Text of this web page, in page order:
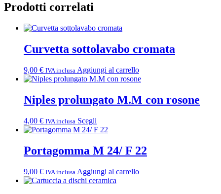
Prodotti correlati
Curvetta sottolavabo cromata
9,00 € IVA inclusa Aggiungi al carrello
Niples prolungato M.M con rosone
4,00 € IVA inclusa Scegli
prodotto
più
varianti.
opzioni
possono
Portagomma M 24/ F 22
9,00 € IVA inclusa Aggiungi al carrello